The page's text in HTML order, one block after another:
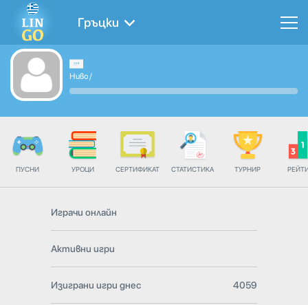
Гръцки
Ниво/
ПУСНИ УРОЦИ СЕРТИФИКАТ СТАТИСТИКА ТУРНИР
Играчи онлайн
Активни игри
Изиграни игри днес 4059